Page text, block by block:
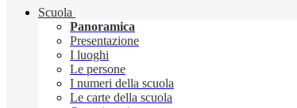
Scuola
Panoramica
Presentazione
I luoghi
Le persone
I numeri della scuola
Le carte della scuola